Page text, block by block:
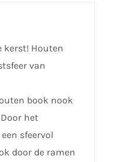
kerst! Houten
van
book nook
het
sfeervol
door de ramen